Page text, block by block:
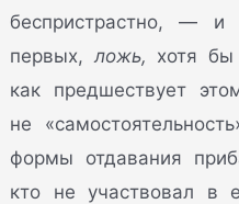
беспристрастно, —
первых, ложь, хотя
как предшествует
не
формы отдавания
кто не участвовал в